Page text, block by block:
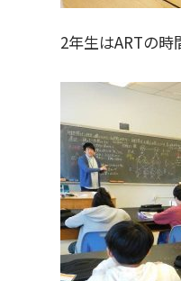
2年生はARTの時